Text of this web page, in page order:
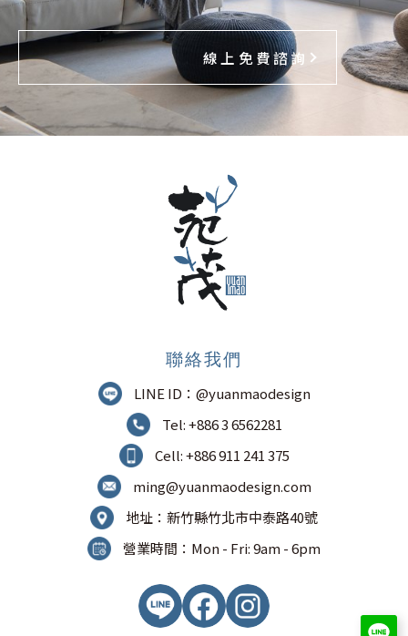
線上免費諮詢
聯絡我們
LINE ID：@yuanmaodesign
Tel: +886 3 6562281
Cell: +886 911 241 375
ming@yuanmaodesign.com
地址：新竹縣竹北市中泰路40號
營業時間：Mon - Fri: 9am - 6pm